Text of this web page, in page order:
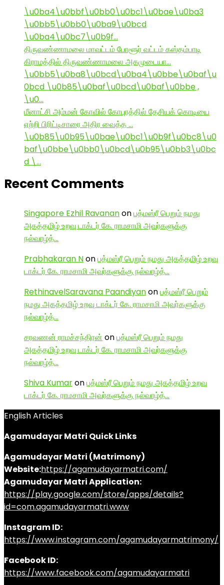
\u0ba4\u0bbf\u0bb0\u0bc1\u0bae\u0ba3
\u0bb5\u0bb0\u0ba9\u0bcd
\u0ba4\u0bc7\u0b9f…
திருவண்ணாமலை மாவட்டம் போளூர் வட்டம் கஸ்தம்பாடி
கிராமத்தில் திருவண்ணாமலை அகமுடையா…
\u0bb5\u0ba8\u0bcd\u0ba4\u0bbe\u0baf\u
0bcd \u0b85\u0baf\u0bcd\u0baf\u0bbe ,
\u0…
மீனாட்சி அம்மன் கோவில் கோபுரத்தில் தேசியக் கொடியை
ஏற்றி பிரிட்டிசாரை அதிர வைத்த …
\u0b85\u0b95\u0bae\u0bc1\u0b9f\u0bc8\u0
baf\u0bbe\u0bb0\u0bcd\u0b95\u0bb3\u0bc
d \…
Recent Comments
Singapore Ezhil Ravananonபத்மஸ்ரீ பெறும் நமது
அகத்தமிழ் உறவு டாக்டர் கே. ராமசாமி அவர்களுக்கு
நல்வாழ்த்…
Prabhakaran Nonபத்மஸ்ரீ பெறும் நமது அகத்தமிழ் உறவு
டாக்டர் கே. ராமசாமி அவர்களுக்கு நல்வாழ்த்…
RethinavelSaravana Paandiyanonபத்மஸ்ரீ பெறும்
நமது அகத்தமிழ் உறவு டாக்டர் கே. ராமசாமி அவர்களுக்கு
நல்வாழ்த்…
சரவணன் ராமச்சந்திரன் onபத்மஸ்ரீ பெறும் நமது
அகத்தமிழ் உறவு டாக்டர் கே. ராமசாமி அவர்களுக்கு
நல்வாழ்த்…
Shiva Kumaronபத்மஸ்ரீ பெறும் நமது அகத்தமிழ் உறவு
டாக்டர் கே. ராமசாமி அவர்களுக்கு நல்வாழ்த்…
English Articles
Agamudayar Matri Quick Links
Agamudayar Matri (Matrimony)
Website:https://agamudayarmatri.com/
Agamudayar Matri Application:
https://play.google.com/store/apps/details?
id=com.agamudayarmatri.www
Instagram ID:
https://www.instagram.com/agamudayarmatrimony/
Facebook ID:
https://www.facebook.com/agamudayarmatri